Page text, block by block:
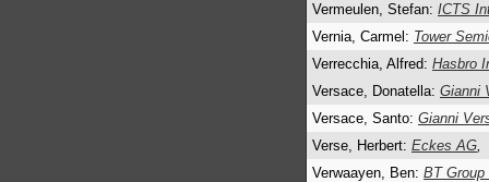
Vermeulen, Stefan: ICTS
Vernia, Carmel: Tower
Verrecchia, Alfred: Hasbro
Versace, Donatella: Gianni
Versace, Santo: Gianni
Verse, Herbert: Eckes AG,
Verwaayen, Ben: BT Group